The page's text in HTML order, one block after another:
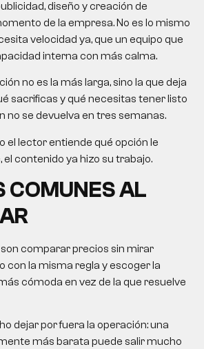
diseño y creación de
de la empresa. No es lo mismo
velocidad ya, que un equipo que
interna con más calma.
no es la más larga, sino la que deja
sacrificas y qué necesitas tener listo
no se devuelva en tres semanas.
el lector entiende qué opción le
el contenido ya hizo su trabajo.
COMUNES AL
comparar precios sin mirar
con la misma regla y escoger la
cómoda en vez de la que resuelve
dejar por fuera la operación: una
más barata puede salir mucho